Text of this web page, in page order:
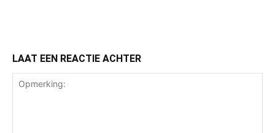
LAAT EEN REACTIE ACHTER